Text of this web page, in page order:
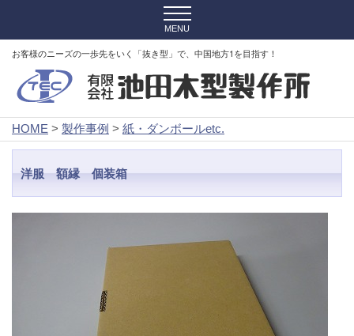
お客様のニーズの一歩先をいく「抜き型」で、中国地方1を目指す！
HOME > 製作事例 > 紙・ダンボールetc.
洋服 額縁 個装箱